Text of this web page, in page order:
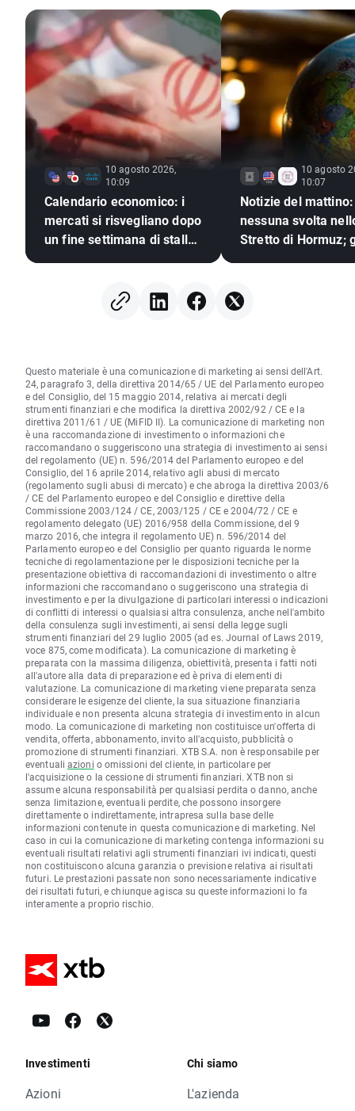
10 agosto 2026,
10:09
Calendario economico: i
mercati si risvegliano dopo
un fine settimana di stallo
10 agosto
10:07
Notizie del mattino:
nessuna svolta
Stretto di Hormuz;
Hathaway
Questo materiale è una comunicazione di marketing ai sensi dell'Art.
24, paragrafo 3, della direttiva 2014/65 / UE del Parlamento europeo
e del Consiglio, del 15 maggio 2014, relativa ai mercati degli
strumenti finanziari e che modifica la direttiva 2002/92 / CE e la
direttiva 2011/61 / UE (MiFID II). La comunicazione di marketing non
è una raccomandazione di investimento o informazioni che
raccomandano o suggeriscono una strategia di investimento ai sensi
del regolamento (UE) n. 596/2014 del Parlamento europeo e del
Consiglio, del 16 aprile 2014, relativo agli abusi di mercato
(regolamento sugli abusi di mercato) e che abroga la direttiva 2003/6
/ CE del Parlamento europeo e del Consiglio e direttive della
Commissione 2003/124 / CE, 2003/125 / CE e 2004/72 / CE e
regolamento delegato (UE) 2016/958 della Commissione, del 9
marzo 2016, che integra il regolamento UE) n. 596/2014 del
Parlamento europeo e del Consiglio per quanto riguarda le norme
tecniche di regolamentazione per le disposizioni tecniche per la
presentazione obiettiva di raccomandazioni di investimento o altre
informazioni che raccomandano o suggeriscono una strategia di
investimento e per la divulgazione di particolari interessi o indicazioni
di conflitti di interessi o qualsiasi altra consulenza, anche nell'ambito
della consulenza sugli investimenti, ai sensi della legge sugli
strumenti finanziari del 29 luglio 2005 (ad es. Journal of Laws 2019,
voce 875, come modificata). La comunicazione di marketing è
preparata con la massima diligenza, obiettività, presenta i fatti noti
all'autore alla data di preparazione ed è priva di elementi di
valutazione. La comunicazione di marketing viene preparata senza
considerare le esigenze del cliente, la sua situazione finanziaria
individuale e non presenta alcuna strategia di investimento in alcun
modo. La comunicazione di marketing non costituisce un'offerta di
vendita, offerta, abbonamento, invito all'acquisto, pubblicità o
promozione di strumenti finanziari. XTB S.A. non è responsabile per
eventuali azioni o omissioni del cliente, in particolare per
l'acquisizione o la cessione di strumenti finanziari. XTB non si
assume alcuna responsabilità per qualsiasi perdita o danno, anche
senza limitazione, eventuali perdite, che possono insorgere
direttamente o indirettamente, intrapresa sulla base delle
informazioni contenute in questa comunicazione di marketing. Nel
caso in cui la comunicazione di marketing contenga informazioni su
eventuali risultati relativi agli strumenti finanziari ivi indicati, questi
non costituiscono alcuna garanzia o previsione relativa ai risultati
futuri. Le prestazioni passate non sono necessariamente indicative
dei risultati futuri, e chiunque agisca su queste informazioni lo fa
interamente a proprio rischio.
Investimenti
Azioni
Chi siamo
L'azienda